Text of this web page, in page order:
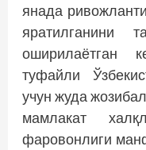
янада
яратилганини
оширилаётган
туфайли
учун жуда
мамлакат
фаровонлиги